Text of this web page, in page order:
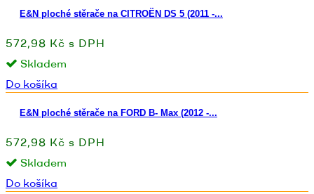
E&N ploché stěrače na CITROËN DS 5 (2011 -...
572,98 Kč s DPH
Skladem
Do košíka
E&N ploché stěrače na FORD B- Max (2012 -...
572,98 Kč s DPH
Skladem
Do košíka